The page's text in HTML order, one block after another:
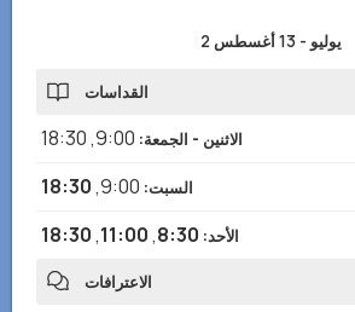
2 يوليو -13 أغسطس
القداسات
الاثنين - الجمعة:
9:00
,
18:30
السبت:
9:00
,
18:30
الأحد:
8:30
,
11:00
,
18:30
الاعترافات